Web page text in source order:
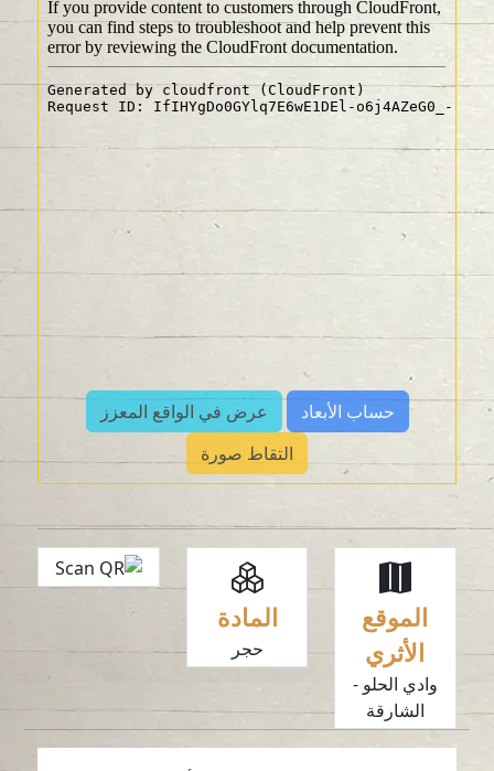
حساب الأبعاد
عرض في الواقع المعزز
التقاط صورة
الموقع
الأثري
وادي الحلو -
الشارقة
المادة
حجر